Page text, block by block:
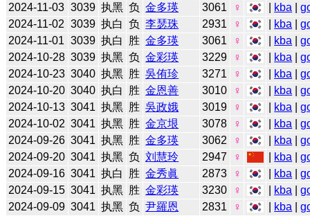
2024-11-03 3039 执黑 负 金多瑛 3061 ♀ kba |
2024-11-02 3039 执白 负 李瑟珠 2931 ♀ kba |
2024-11-01 3039 执白 胜 金多瑛 3061 ♀ kba |
2024-10-28 3039 执黑 负 金彩瑛 3229 ♀ kba |
2024-10-23 3040 执黑 胜 吳侑珍 3271 ♀ kba |
2024-10-20 3040 执白 胜 金恩善 3010 ♀ kba |
2024-10-13 3041 执黑 胜 吳政娥 3019 ♀ kba |
2024-10-02 3041 执黑 胜 金京垠 3078 ♀ kba |
2024-09-26 3041 执黑 胜 金多瑛 3062 ♀ kba |
2024-09-20 3041 执黑 负 刘慧玲 2947 ♀ kba |
2024-09-16 3041 执白 胜 金秀眞 2873 ♀ kba |
2024-09-15 3041 执黑 胜 金彩瑛 3230 ♀ kba |
2024-09-09 3041 执黑 负 尹羅恩 2831 ♀ kba |